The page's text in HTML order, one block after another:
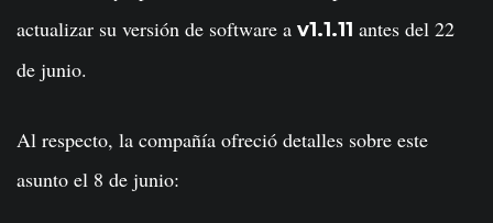
actualizar su versión de software a v1.1.11 antes del 22
de junio.
Al respecto, la compañía ofreció detalles sobre este
asunto el 8 de junio: